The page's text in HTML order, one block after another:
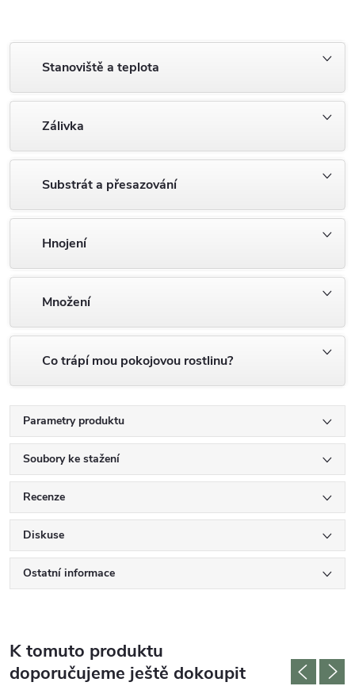
Stanoviště a teplota
Zálivka
Substrát a přesazování
Hnojení
Množení
Co trápí mou pokojovou rostlinu?
Parametry produktu
Soubory ke stažení
Recenze
Diskuse
Ostatní informace
K tomuto produktu
doporučujeme ještě dokoupit